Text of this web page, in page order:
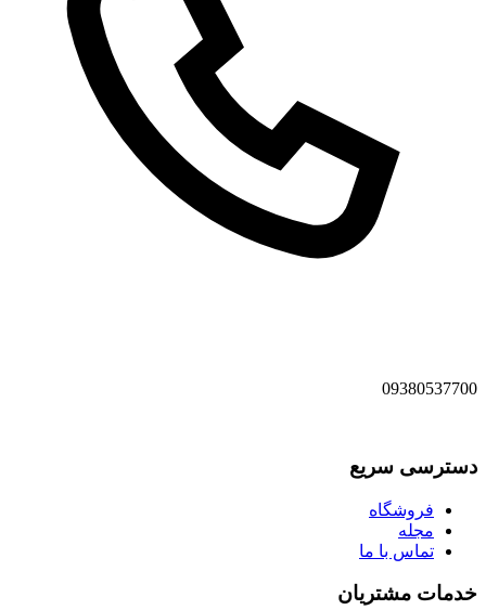
09380537700
دسترسی سریع
فروشگاه
مجله
تماس با ما
خدمات مشتریان